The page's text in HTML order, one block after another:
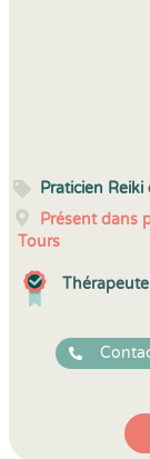
Praticien
Présent dans
Tours